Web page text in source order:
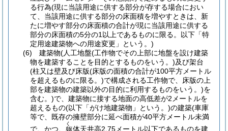
る行為(現に当該用途に供する部分が存する場合におい
て、当該用途に供する部分の床面積を増やすときは、新
たに増やす部分の床面積の合計が現に当該用途に供する
部分の床面積の5分の1以上であるものに限る。以下「特
定用途建築物への用途変更」という。)
(6)
建築物(人工地盤(工作物でその上部に地盤を設け建築
物を建築することを目的とするものをいう。)及び架台
(柱又は壁及び床版(床版の面積の合計が100平方メートル
を超えるものに限る。)で構成される工作物で、床版の上
部を建築物の建築以外の目的に利用するものをいう。)を
含む。)で、建築物に接する地面の高低差が2メートルを
超えるもの(以下「がけ地建築物」という。)の建築(車庫
等で、既存の擁壁部分に延べ面積が40平方メートル未満
で、かつ、
く
体天井高2.75メートル以下であるものを建